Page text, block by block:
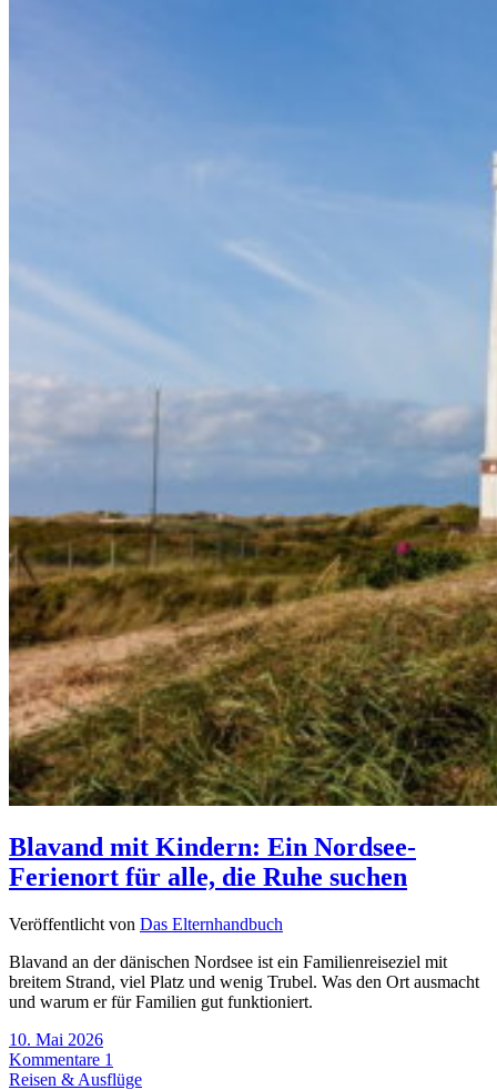
Blavand mit Kindern: Ein Nordsee-
Ferienort für alle, die Ruhe suchen
Veröffentlicht von Das Elternhandbuch
Blavand an der dänischen Nordsee ist ein Familienreiseziel mit
breitem Strand, viel Platz und wenig Trubel. Was den Ort ausmacht
und warum er für Familien gut funktioniert.
10. Mai 2026
Kommentare 1
Reisen & Ausflüge